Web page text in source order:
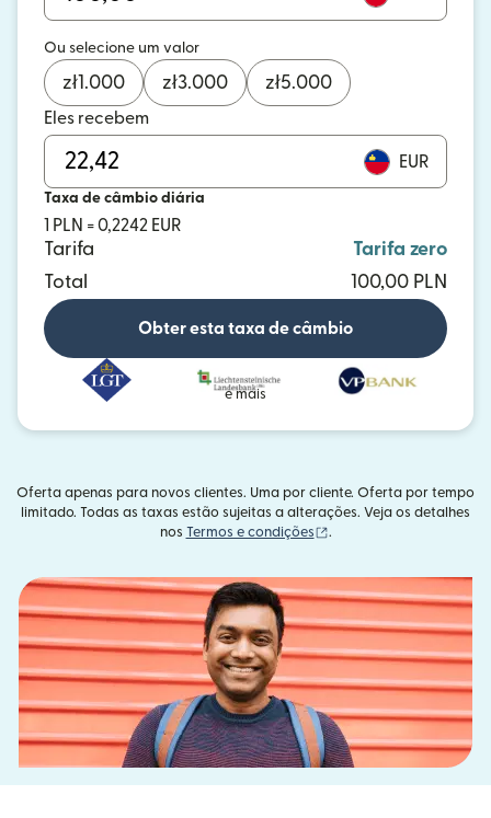
Ou selecione um valor
zł1.000 zł3.000 zł5.000
Eles recebem
EUR
Taxa de câmbio diária
1 PLN = 0,2242 EUR
Tarifa
Tarifa zero
Total
100,00 PLN
Obter esta taxa de câmbio
e mais
Oferta apenas para novos clientes. Uma por cliente. Oferta por tempo
limitado. Todas as taxas estão sujeitas a alterações. Veja os detalhes
nos Termos e condições (abre em uma nova
.